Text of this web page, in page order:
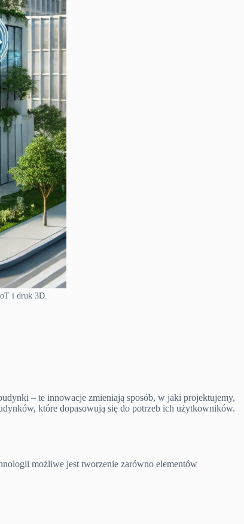
i druk 3D.
– te innowacje zmieniają sposób, w jaki projektujemy,
które dopasowują się do potrzeb ich użytkowników.
możliwe jest tworzenie zarówno elementów